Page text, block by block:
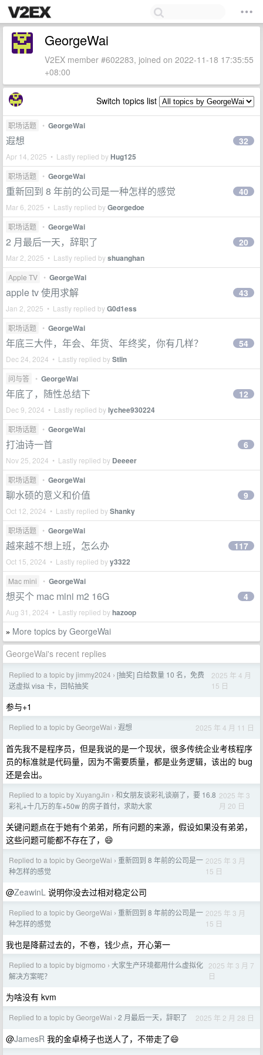
GeorgeWai
V2EX member #602283, joined on 2022-11-18 17:35:55
+08:00
Switch topics list
职场话题 • GeorgeWai
遐想
Apr 14, 2025 • Lastly replied byHug125
32
职场话题 • GeorgeWai
重新回到 8 年前的公司是一种怎样的感觉
Mar 6, 2025 • Lastly replied byGeorgedoe
40
职场话题 • GeorgeWai
2 月最后一天，辞职了
Mar 2, 2025 • Lastly replied byshuanghan
20
Apple TV • GeorgeWai
apple tv 使用求解
Jan 2, 2025 • Lastly replied byG0d1ess
43
职场话题 • GeorgeWai
年底三大件，年会、年货、年终奖，你有几样？
Dec 24, 2024 • Lastly replied byStlin
54
问与答 • GeorgeWai
年底了，随性总结下
Dec 9, 2024 • Lastly replied bylychee930224
12
职场话题 • GeorgeWai
打油诗一首
Nov 25, 2024 • Lastly replied by Deeeer
6
职场话题 • GeorgeWai
聊水硕的意义和价值
Oct 12, 2024 • Lastly replied byShanky
9
职场话题 • GeorgeWai
越来越不想上班，怎么办
Oct 15, 2024 • Lastly replied byy3322
117
Mac mini • GeorgeWai
想买个 mac mini m2 16G
Aug 31, 2024 • Lastly replied byhazoop
4
» More topics by GeorgeWai
GeorgeWai's recent replies
Replied to a topic by jimmy2024 › [抽奖] 白给数量 10 名，免费
送虚拟 visa 卡，回帖抽奖
2025 年 4 月
15 日
参与+1
Replied to a topic by GeorgeWai › 遐想 2025 年 4 月 11 日
首先我不是程序员，但是我说的是一个现状，很多传统企业考核程序
员的标准就是代码量，因为不需要质量，都是业务逻辑，该出的 bug
还是会出。
Replied to a topic by XuyangJin › 和女朋友谈彩礼谈崩了，要 16.8
彩礼+十几万的车+50w 的房子首付，求助大家
2025 年 3
月 20 日
关键问题点在于她有个弟弟，所有问题的来源，假设如果没有弟弟，
这些问题可能都不存在了，😄
Replied to a topic by GeorgeWai › 重新回到 8 年前的公司是一
种怎样的感觉
2025 年 3 月
15 日
@ZeawinL 说明你没去过相对稳定公司
Replied to a topic by GeorgeWai › 重新回到 8 年前的公司是一
种怎样的感觉
2025 年 3 月
15 日
我也是降薪过去的，不卷，钱少点，开心第一
Replied to a topic by bigmomo › 大家生产环境都用什么虚拟化
解决方案呢？
2025 年 3 月 7
日
为啥没有 kvm
Replied to a topic by GeorgeWai › 2 月最后一天，辞职了 2025 年 2 月 28 日
@JamesR 我的金卓椅子也送人了，不带走了😄